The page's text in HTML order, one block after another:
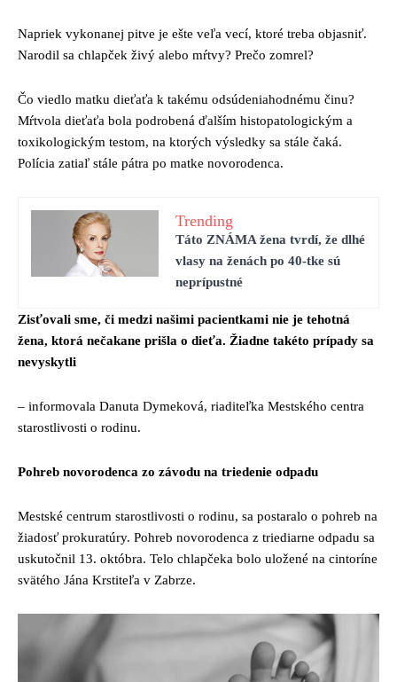
Napriek vykonanej pitve je ešte veľa vecí, ktoré treba objasniť.
Narodil sa chlapček živý alebo mŕtvy? Prečo zomrel?
Čo viedlo matku dieťaťa k takému odsúdeniahodnému činu?
Mŕtvola dieťaťa bola podrobená ďalším histopatologickým a
toxikologickým testom, na ktorých výsledky sa stále čaká.
Polícia zatiaľ stále pátra po matke novorodenca.
Trending
Táto ZNÁMA žena tvrdí, že dlhé
vlasy na ženách po 40-tke sú
neprípustné
Zisťovali sme, či medzi našimi pacientkami nie je tehotná
žena, ktorá nečakane prišla o dieťa. Žiadne takéto prípady sa
nevyskytli
– informovala Danuta Dymeková, riaditeľka Mestského centra
starostlivosti o rodinu.
Pohreb novorodenca zo závodu na triedenie odpadu
Mestské centrum starostlivosti o rodinu, sa postaralo o pohreb na
žiadosť prokuratúry. Pohreb novorodenca z triediarne odpadu sa
uskutočnil 13. októbra. Telo chlapčeka bolo uložené na cintoríne
svätého Jána Krstiteľa v Zabrze.